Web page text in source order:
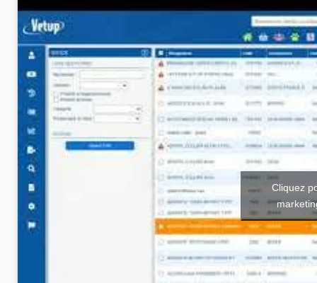
Cliquez